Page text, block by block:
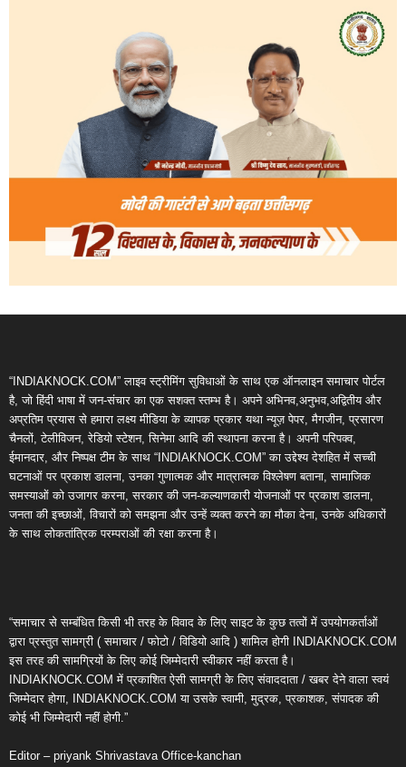
“INDIAKNOCK.COM” लाइव स्ट्रीमिंग सुविधाओं के साथ एक ऑनलाइन समाचार पोर्टल
है, जो हिंदी भाषा में जन-संचार का एक सशक्त स्तम्भ है। अपने अभिनव,अनुभव,अद्वितीय और
अप्रतिम प्रयास से हमारा लक्ष्य मीडिया के व्यापक प्रकार यथा न्यूज़ पेपर, मैगजीन, प्रसारण
चैनलों, टेलीविजन, रेडियो स्टेशन, सिनेमा आदि की स्थापना करना है। अपनी परिपक्व,
ईमानदार, और निष्पक्ष टीम के साथ “INDIAKNOCK.COM” का उद्देश्य देशहित में सच्ची
घटनाओं पर प्रकाश डालना, उनका गुणात्मक और मात्रात्मक विश्लेषण बताना, सामाजिक
समस्याओं को उजागर करना, सरकार की जन-कल्याणकारी योजनाओं पर प्रकाश डालना,
जनता की इच्छाओं, विचारों को समझना और उन्हें व्यक्त करने का मौका देना, उनके अधिकारों
के साथ लोकतांत्रिक परम्पराओं की रक्षा करना है।
“समाचार से सम्बंधित किसी भी तरह के विवाद के लिए साइट के कुछ तत्वों में उपयोगकर्ताओं
द्वारा प्रस्तुत सामग्री ( समाचार / फोटो / विडियो आदि ) शामिल होगी INDIAKNOCK.COM
इस तरह की सामग्रियों के लिए कोई जिम्मेदारी स्वीकार नहीं करता है।
INDIAKNOCK.COM में प्रकाशित ऐसी सामग्री के लिए संवाददाता / खबर देने वाला स्वयं
जिम्मेदार होगा, INDIAKNOCK.COM या उसके स्वामी, मुद्रक, प्रकाशक, संपादक की
कोई भी जिम्मेदारी नहीं होगी.”
Editor – priyank Shrivastava Office-kanchan